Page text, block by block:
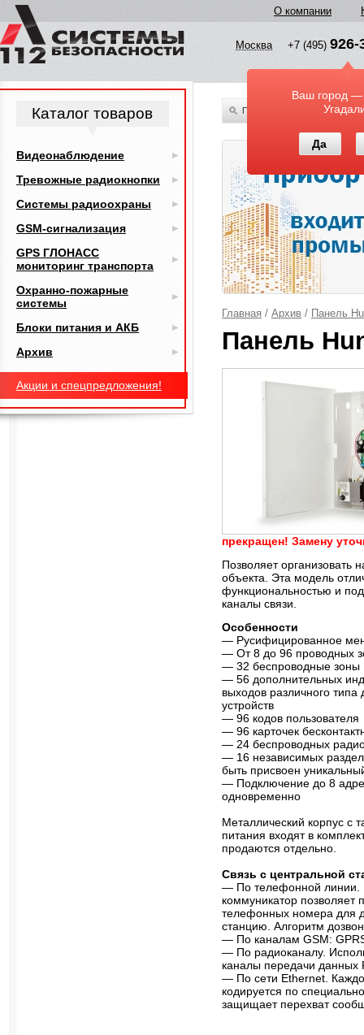
О компании
Москва +7 (495) 926-
Ваш город —
Да
По всему каталогу
Главная / Архив / Панель
Панель
прекращен! Замену
Позволяет организовать
объекта. Эта модель
функциональностью и
каналы связи.
Особенности
— Русифицированное
— От 8 до 96 проводных
— 32 беспроводные зоны
— 56 дополнительных
выходов различного
устройств
— 96 кодов пользователя
— 96 карточек
— 24 беспроводных
— 16 независимых
быть присвоен
— Подключение до 8
одновременно
Металлический корпус с
питания входят в
продаются отдельно.
Связь с центральной
— По телефонной линии.
коммуникатор позволяет
телефонных номера для
станцию. Алгоритм
— По каналам GSM:
— По радиоканалу.
каналы передачи данных
— По сети Ethernet.
кодируется по
защищает перехват
Каталог товаров
Видеонаблюдение
Тревожные радиокнопки
Системы радиоохраны
GSM-сигнализация
GPS ГЛОНАСС
мониторинг транспорта
Охранно-пожарные
системы
Блоки питания и АКБ
Архив
Акции и спецпредложения!